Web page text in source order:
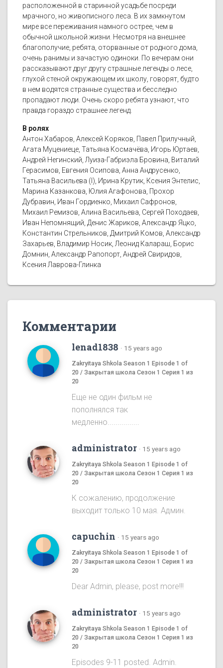
расположенной в старинной усадьбе посреди
мрачного, но живописного леса. В их замкнутом
мире все переживания намного острее, чем в
обычной школьной жизни. Несмотря на внешнее
благополучие, ребята, оторванные от родного дома,
очень ранимы и зачастую одиноки. По вечерам они
рассказывают друг другу страшные легенды о лесе,
глухой стеной окружающем их школу, говорят, будто
в нем водятся странные существа и бесследно
пропадают люди. Очень скоро ребята узнают, что
правда гораздо страшнее легенд.
В ролях
Антон Хабаров, Алексей Коряков, Павел Прилучный,
Агата Муцениеце, Татьяна Космачёва, Игорь Юртаев,
Андрей Негинский, Луиза-Габриэла Бровина, Виталий
Герасимов, Евгения Осипова, Анна Андрусенко,
Татьяна Васильева (I), Ирина Крутик, Ксения Энтелис,
Марина Казанкова, Юлия Агафонова, Прохор
Дубравин, Иван Гордиенко, Михаил Сафронов,
Михаил Ремизов, Алина Васильева, Сергей Походаев,
Иван Непомнящий, Денис Жариков, Александр Яцко,
Константин Стрельников, Дмитрий Комов, Александр
Захарьев, Владимир Носик, Леонид Калараш, Борис
Домнин, Александр Рапопорт, Андрей Свиридов,
Ксения Лаврова-Глинка
Комментарии
lenad1838 · 15 years ago
Zakryitaya Shkola Season 1 Episode 1 of
20 / Закрытая школа Сезон 1 Серия 1 из
20
Еще не один фильм не
пополнялся так
медленно................
administrator · 15 years ago
Zakryitaya Shkola Season 1 Episode 1 of
20 / Закрытая школа Сезон 1 Серия 1 из
20
К сожалению, продолжение
выходит только 10 мая. Админ.
capuchin · 15 years ago
Zakryitaya Shkola Season 1 Episode 1 of
20 / Закрытая школа Сезон 1 Серия 1 из
20
Dear Admin, please, post more!!!
administrator · 15 years ago
Zakryitaya Shkola Season 1 Episode 1 of
20 / Закрытая школа Сезон 1 Серия 1 из
20
Episodes 9-11 posted. Admin.